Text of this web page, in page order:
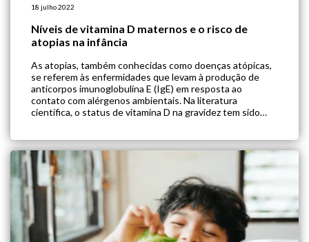
18 julho 2022
Níveis de vitamina D maternos e o risco de
atopias na infância
As atopias, também conhecidas como doenças atópicas,
se referem às enfermidades que levam à produção de
anticorpos imunoglobulina E (IgE) em resposta ao
contato com alérgenos ambientais. Na literatura
científica, o status de vitamina D na gravidez tem sido